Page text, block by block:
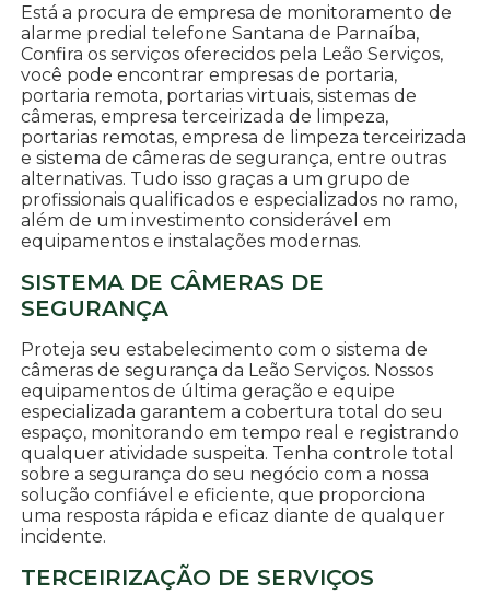
Está a procura de empresa de monitoramento de
alarme predial telefone Santana de Parnaíba,
Confira os serviços oferecidos pela Leão Serviços,
você pode encontrar empresas de portaria,
portaria remota, portarias virtuais, sistemas de
câmeras, empresa terceirizada de limpeza,
portarias remotas, empresa de limpeza terceirizada
e sistema de câmeras de segurança, entre outras
alternativas. Tudo isso graças a um grupo de
profissionais qualificados e especializados no ramo,
além de um investimento considerável em
equipamentos e instalações modernas.
SISTEMA DE CÂMERAS DE
SEGURANÇA
Proteja seu estabelecimento com o sistema de
câmeras de segurança da Leão Serviços. Nossos
equipamentos de última geração e equipe
especializada garantem a cobertura total do seu
espaço, monitorando em tempo real e registrando
qualquer atividade suspeita. Tenha controle total
sobre a segurança do seu negócio com a nossa
solução confiável e eficiente, que proporciona
uma resposta rápida e eficaz diante de qualquer
incidente.
TERCEIRIZAÇÃO DE SERVIÇOS